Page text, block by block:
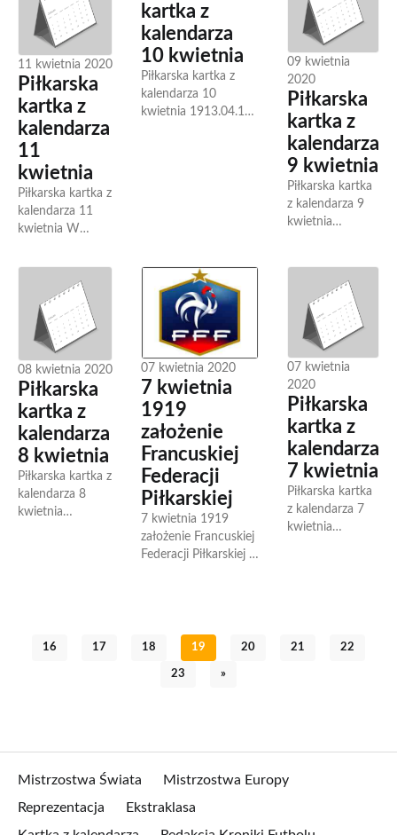
rozgrywek w
Argentynie...
przed meczem
Ligi Mistrzów
pomiędzy...
11 kwietnia 2020
Piłkarska
kartka z
kalendarza
11
kwietnia
Piłkarska kartka z
kalendarza 11
kwietnia W
nożnej dzień 11
kwietnia zapisał
się wydarzeniami
które na stały
zapisały...
kartka z
kalendarza
10 kwietnia
Piłkarska kartka z
kalendarza 10
kwietnia 1913.04.10
09 kwietnia
2020
Piłkarska
kartka z
kalendarza
9 kwietnia
Piłkarska kartka
z kalendarza 9
kwietnia
niemiecki
pomocnik,
wicemistrz
Europy 1992,
później trener
1978.04.09
Urodził...
08 kwietnia 2020
Piłkarska
kartka z
kalendarza
8 kwietnia
Piłkarska kartka z
kalendarza 8
kwietnia
Europy 1960 z
07 kwietnia 2020
7 kwietnia
1919
założenie
Francuskiej
Federacji
Piłkarskiej
7 kwietnia 1919
założenie Francuskiej
Federacji Piłkarskiej 7
Komitetu
Interfederacyjnego
CFI powstała
07 kwietnia
2020
Piłkarska
kartka z
kalendarza
7 kwietnia
Piłkarska kartka
z kalendarza 7
kwietnia
Założono
16 17 18 19 20 21 22
23 »
Mistrzostwa Świata
Mistrzostwa Europy
Reprezentacja
Ekstraklasa